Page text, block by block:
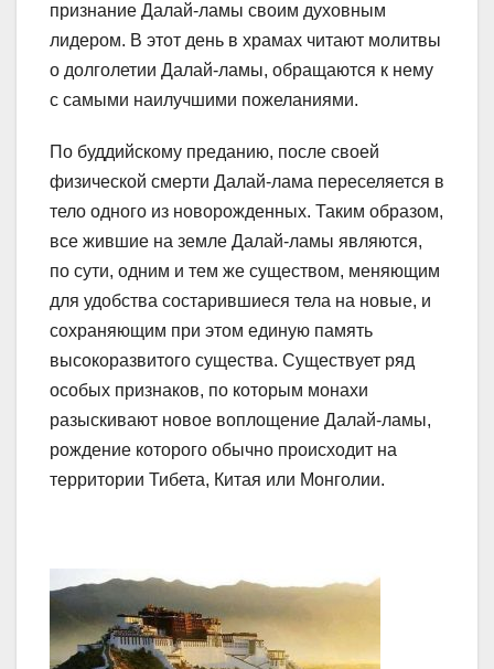
признание Далай-ламы своим духовным
лидером. В этот день в храмах читают молитвы
о долголетии Далай-ламы, обращаются к нему
с самыми наилучшими пожеланиями.
По буддийскому преданию, после своей
физической смерти Далай-лама переселяется в
тело одного из новорожденных. Таким образом,
все жившие на земле Далай-ламы являются,
по сути, одним и тем же существом, меняющим
для удобства состарившиеся тела на новые, и
сохраняющим при этом единую память
высокоразвитого существа. Существует ряд
особых признаков, по которым монахи
разыскивают новое воплощение Далай-ламы,
рождение которого обычно происходит на
территории Тибета, Китая или Монголии.